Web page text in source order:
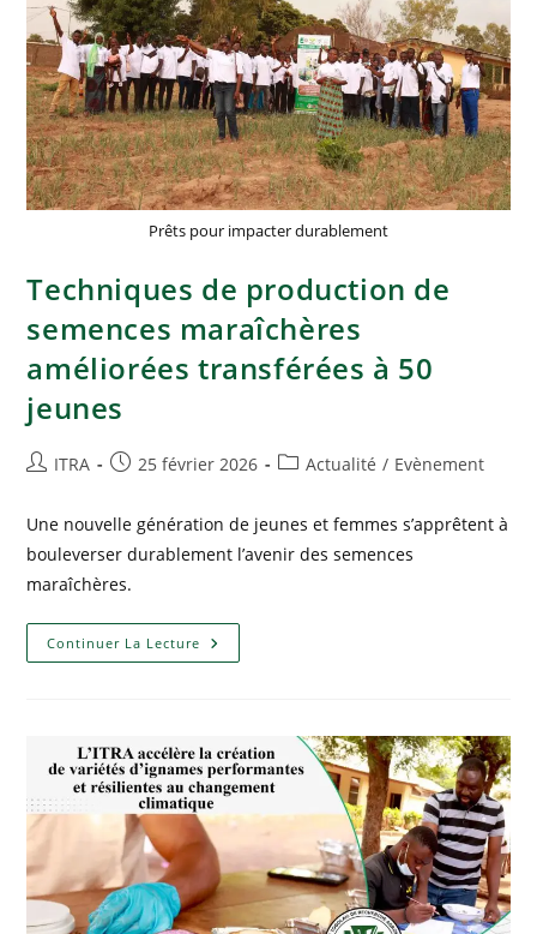
Prêts pour impacter durablement
Techniques de production de
semences maraîchères
améliorées transférées à 50
jeunes
ITRA 25 février 2026 Actualité / Evènement
Une nouvelle génération de jeunes et femmes s’apprêtent à
bouleverser durablement l’avenir des semences
maraîchères.
Continuer La Lecture